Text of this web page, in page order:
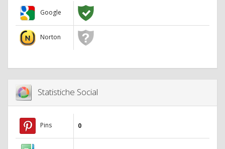
Google
Norton
Statistiche Social
Pins 0